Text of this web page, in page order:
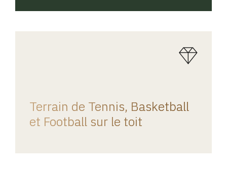
Terrain de Tennis, Basketball
et Football sur le toit